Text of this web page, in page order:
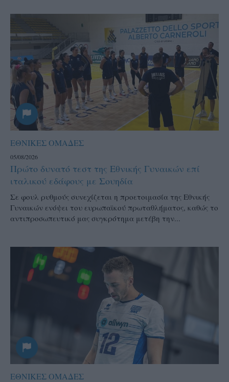
ΕΘΝΙΚΕΣ ΟΜΑΔΕΣ
05/08/2026
Πρώτο δυνατό τεστ της Εθνικής Γυναικών επί
ιταλικού εδάφους με Σουηδία
Σε φουλ ρυθμούς συνεχίζεται η προετοιμασία της Εθνικής
Γυναικών ενόψει του ευρωπαϊκού πρωταθλήματος, καθώς το
αντιπροσωπευτικό μας συγκρότημα μετέβη την...
ΕΘΝΙΚΕΣ ΟΜΑΔΕΣ